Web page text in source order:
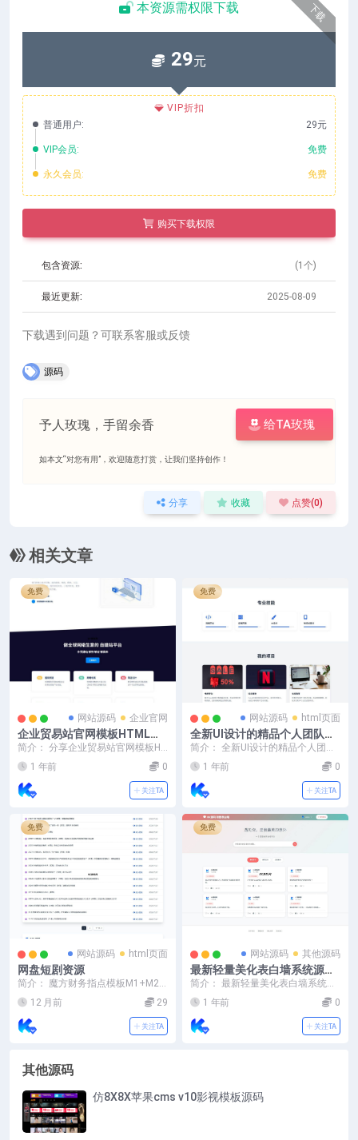
下载
本资源需权限下载
29元
VIP折扣
普通用户:
29元
VIP会员: 免费
永久会员: 免费
购买下载权限
包含资源: (1个)
最近更新: 2025-08-09
下载遇到问题？可联系客服或反馈
源码
予人玫瑰，手留余香 给TA玫瑰
如本文“对您有用”，欢迎随意打赏，让我们坚持创作！
分享 收藏 点赞(0)
相关文章
免费
网站源码 企业官网
企业贸易站官网模板HTML源
码
简介： 分享企业贸易站官网模板HT
ML源码需要的直接拿走！自己修改
即可！ 图片：
1 年前 0
关注TA
免费
网站源码 html页面
全新UI设计的精品个人团队主
页HTML源码
简介： 全新UI设计的精品个人团队
1 年前 0
关注TA
免费
网站源码 html页面
网盘短剧资源
简介： 魔方财务指点模板M1+M2
全套源码 M1和M2两套模板+后台
可控插件，压...
12 月前 29
关注TA
免费
网站源码 其他源码
最新轻量美化表白墙系统源码
v2.0 带后台版
简介： 最新轻量美化表白墙系统源
码v2.0 带后台版 附搭建教程 更新日
志： 增...
1 年前 0
关注TA
其他源码
仿8X8X苹果cms v10影视模板源码